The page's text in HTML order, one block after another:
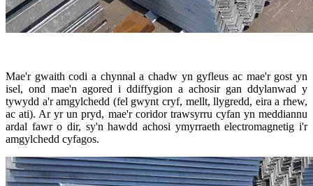
Mae'r gwaith codi a chynnal a chadw yn gyfleus ac mae'r gost yn
isel, ond mae'n agored i ddiffygion a achosir gan ddylanwad y
tywydd a'r amgylchedd (fel gwynt cryf, mellt, llygredd, eira a rhew,
ac ati). Ar yr un pryd, mae'r coridor trawsyrru cyfan yn meddiannu
ardal fawr o dir, sy'n hawdd achosi ymyrraeth electromagnetig i'r
amgylchedd cyfagos.